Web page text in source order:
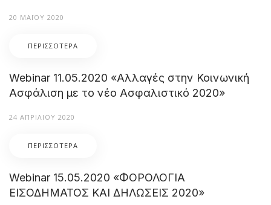
20 ΜΑΪ́ΟΥ 2020
ΠΕΡΙΣΣΌΤΕΡΑ
Webinar 11.05.2020 «Αλλαγές στην Κοινωνική
Ασφάλιση με το νέο Ασφαλιστικό 2020»
24 ΑΠΡΙΛΊΟΥ 2020
ΠΕΡΙΣΣΌΤΕΡΑ
Webinar 15.05.2020 «ΦΟΡΟΛΟΓΙΑ
ΕΙΣΟΔΗΜΑΤΟΣ ΚΑΙ ΔΗΛΩΣΕΙΣ 2020»